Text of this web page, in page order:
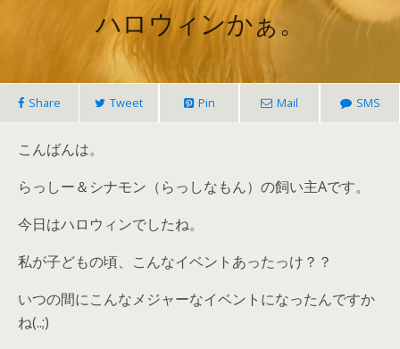
ハロウィンかぁ。
Share Tweet Pin Mail SMS
こんばんは。
らっしー＆シナモン（らっしなもん）の飼い主Aです。
今日はハロウィンでしたね。
私が子どもの頃、こんなイベントあったっけ？？
いつの間にこんなメジャーなイベントになったんですか
ね(..;)